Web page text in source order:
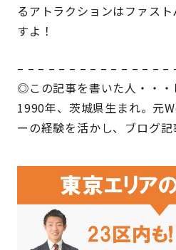
るアトラクションはファス
すよ！
– – – – – – – – – – – – – – –
◎この記事を書いた人・・・
1990年、茨城県生まれ。元
ーの経験を活かし、ブログ記